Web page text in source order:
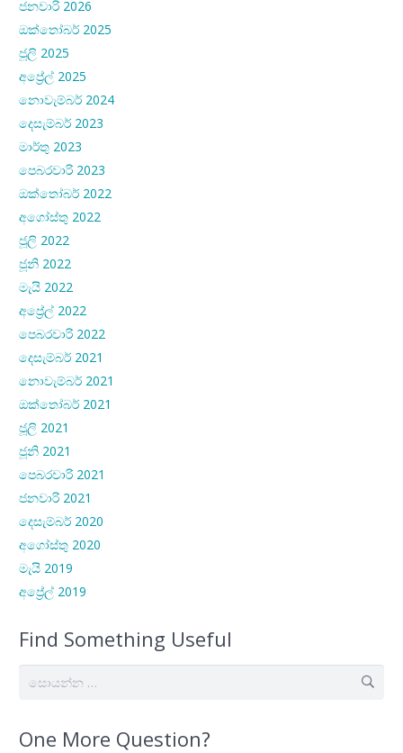
ජනවාරි 2026
ඔක්තෝබර් 2025
ජූලි 2025
අප්‍රේල් 2025
නොවැම්බර් 2024
දෙසැම්බර් 2023
මාර්තු 2023
පෙබරවාරි 2023
ඔක්තෝබර් 2022
අගෝස්තු 2022
ජූලි 2022
ජූනි 2022
මැයි 2022
අප්‍රේල් 2022
පෙබරවාරි 2022
දෙසැම්බර් 2021
නොවැම්බර් 2021
ඔක්තෝබර් 2021
ජූලි 2021
ජූනි 2021
පෙබරවාරි 2021
ජනවාරි 2021
දෙසැම්බර් 2020
අගෝස්තු 2020
මැයි 2019
අප්‍රේල් 2019
Find Something Useful
සොයන්න:
One More Question?